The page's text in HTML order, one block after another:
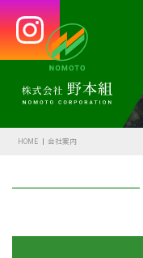
HOME 会社案内
HOME
代表あいさつ
会社概要・沿革